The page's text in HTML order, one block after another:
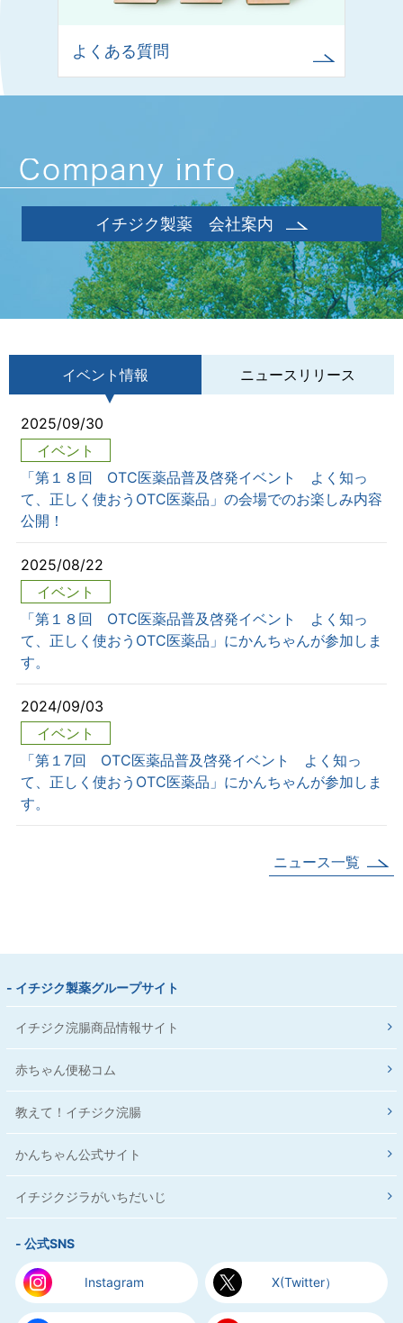
よくある質問
イチジク製薬 会社案内
イベント情報 ニュースリリース
2025/09/30
イベント
「第１８回 OTC医薬品普及啓発イベント よく知っ
て、正しく使おうOTC医薬品」の会場でのお楽しみ内容
公開！
2025/08/22
イベント
「第１８回 OTC医薬品普及啓発イベント よく知っ
て、正しく使おうOTC医薬品」にかんちゃんが参加しま
す。
2024/09/03
イベント
「第１7回 OTC医薬品普及啓発イベント よく知っ
て、正しく使おうOTC医薬品」にかんちゃんが参加しま
す。
ニュース一覧
- イチジク製薬グループサイト
イチジク浣腸商品情報サイト
赤ちゃん便秘コム
教えて！イチジク浣腸
かんちゃん公式サイト
イチジクジラがいちだいじ
- 公式SNS
Instagram X(Twitter）